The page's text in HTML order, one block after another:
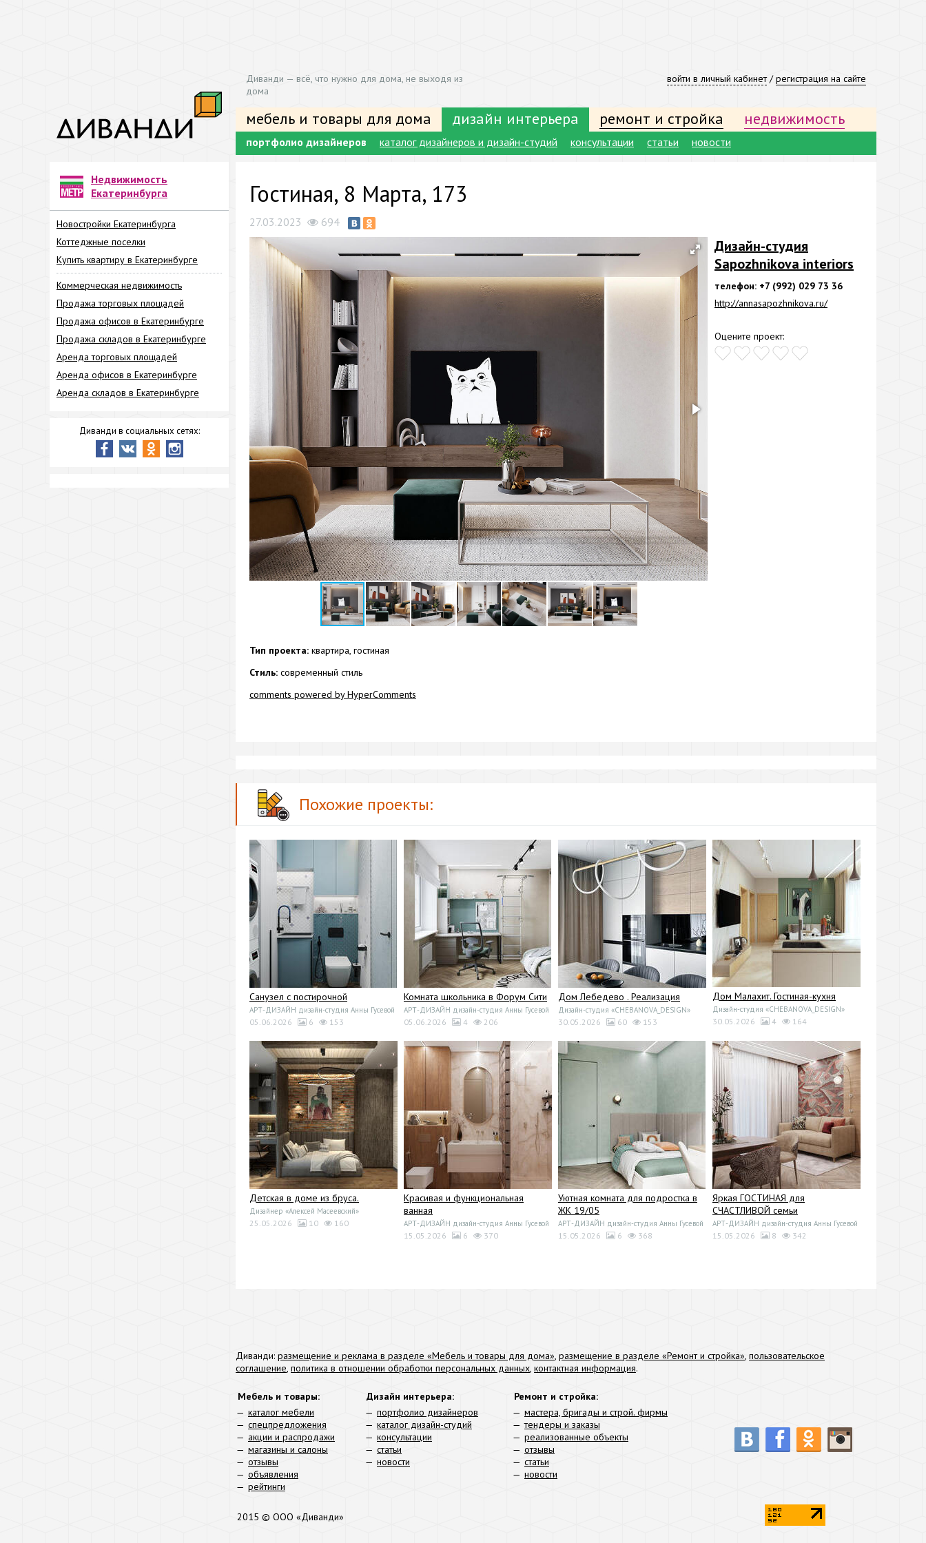
войти в личный кабинет/регистрация на сайте
Диванди — всё, что нужно для дома, не выходя из
дома
мебель и товары для дома дизайн интерьера ремонт и стройка недвижимость
портфолио дизайнеров каталог дизайнеров и дизайн-студий консультации статьи новости
Недвижимость
Екатеринбурга
Новостройки Екатеринбурга
Коттеджные поселки
Купить квартиру в Екатеринбурге
Коммерческая недвижимость
Продажа торговых площадей
Продажа офисов в Екатеринбурге
Продажа складов в Екатеринбурге
Аренда торговых площадей
Аренда офисов в Екатеринбурге
Аренда складов в Екатеринбурге
Диванди в социальных сетях:
Гостиная, 8 Марта, 173
27.03.2023 694
Дизайн-студия
Sapozhnikova interiors
телефон: +7 (992) 029 73 36
http://annasapozhnikova.ru/
Оцените проект:
Тип проекта: квартира, гостиная
Стиль: современный стиль
comments powered by HyperComments
Похожие проекты:
Санузел с постирочной
АРТ-ДИЗАЙН дизайн-студия Анны Гусевой
05.06.2026 6 153
Комната школьника в Форум Сити
АРТ-ДИЗАЙН дизайн-студия Анны Гусевой
05.06.2026 4 206
Дом Лебедево . Реализация
Дизайн-студия «CHEBANOVA_DESIGN»
30.05.2026 60 153
Дом Малахит. Гостиная-кухня
Дизайн-студия «CHEBANOVA_DESIGN»
30.05.2026 4 164
Детская в доме из бруса.
Дизайнер «Алексей Масеевский»
25.05.2026 10 160
Красивая и функциональная
ванная
АРТ-ДИЗАЙН дизайн-студия Анны Гусевой
15.05.2026 6 370
Уютная комната для подростка в
ЖК 19/05
АРТ-ДИЗАЙН дизайн-студия Анны Гусевой
15.05.2026 6 368
Яркая ГОСТИНАЯ для
СЧАСТЛИВОЙ семьи
АРТ-ДИЗАЙН дизайн-студия Анны Гусевой
15.05.2026 8 342
Диванди: размещение и реклама в разделе «Мебель и товары для дома», размещение в разделе «Ремонт и стройка», пользовательское
соглашение, политика в отношении обработки персональных данных, контактная информация.
Мебель и товары:
каталог мебели
спецпредложения
акции и распродажи
магазины и салоны
отзывы
объявления
рейтинги
Дизайн интерьера:
портфолио дизайнеров
каталог дизайн-студий
консультации
статьи
новости
Ремонт и стройка:
мастера, бригады и строй. фирмы
тендеры и заказы
реализованные объекты
отзывы
статьи
новости
2015 © ООО «Диванди»